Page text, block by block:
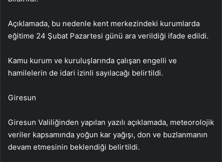
Açıklamada, bu nedenle kent merkezindeki kurumlarda
eğitime 24 Şubat Pazartesi günü ara verildiği ifade edildi.
Kamu kurum ve kuruluşlarında çalışan engelli ve
hamilelerin de idari izinli sayılacağı belirtildi.
Giresun
Giresun Valiliğinden yapılan yazılı açıklamada, meteorolojik
veriler kapsamında yoğun kar yağışı, don ve buzlanmanın
devam etmesinin beklendiği belirtildi.